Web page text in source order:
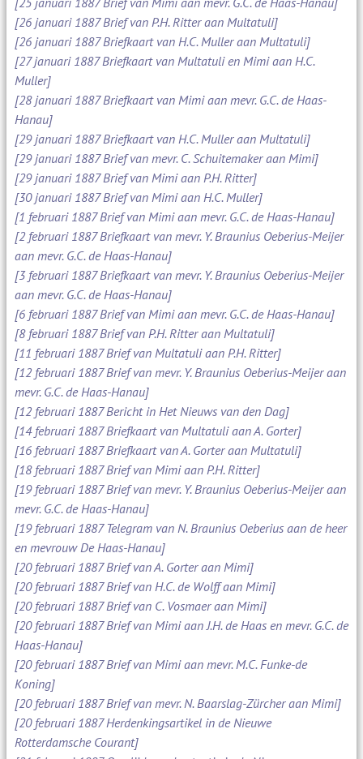
[26 januari 1887 Brief van P.H. Ritter aan Multatuli]
[26 januari 1887 Briefkaart van H.C. Muller aan Multatuli]
[27 januari 1887 Briefkaart van Multatuli en Mimi aan H.C.
Muller]
[28 januari 1887 Briefkaart van Mimi aan mevr. G.C. de Haas-
Hanau]
[29 januari 1887 Briefkaart van H.C. Muller aan Multatuli]
[29 januari 1887 Brief van mevr. C. Schuitemaker aan Mimi]
[29 januari 1887 Brief van Mimi aan P.H. Ritter]
[30 januari 1887 Brief van Mimi aan H.C. Muller]
[1 februari 1887 Brief van Mimi aan mevr. G.C. de Haas-Hanau]
[2 februari 1887 Briefkaart van mevr. Y. Braunius Oeberius-Meijer
aan mevr. G.C. de Haas-Hanau]
[3 februari 1887 Briefkaart van mevr. Y. Braunius Oeberius-Meijer
aan mevr. G.C. de Haas-Hanau]
[6 februari 1887 Brief van Mimi aan mevr. G.C. de Haas-Hanau]
[8 februari 1887 Brief van P.H. Ritter aan Multatuli]
[11 februari 1887 Brief van Multatuli aan P.H. Ritter]
[12 februari 1887 Brief van mevr. Y. Braunius Oeberius-Meijer aan
mevr. G.C. de Haas-Hanau]
[12 februari 1887 Bericht in Het Nieuws van den Dag]
[14 februari 1887 Briefkaart van Multatuli aan A. Gorter]
[16 februari 1887 Briefkaart van A. Gorter aan Multatuli]
[18 februari 1887 Brief van Mimi aan P.H. Ritter]
[19 februari 1887 Brief van mevr. Y. Braunius Oeberius-Meijer aan
mevr. G.C. de Haas-Hanau]
[19 februari 1887 Telegram van N. Braunius Oeberius aan de heer
en mevrouw De Haas-Hanau]
[20 februari 1887 Brief van A. Gorter aan Mimi]
[20 februari 1887 Brief van H.C. de Wolff aan Mimi]
[20 februari 1887 Brief van C. Vosmaer aan Mimi]
[20 februari 1887 Brief van Mimi aan J.H. de Haas en mevr. G.C. de
Haas-Hanau]
[20 februari 1887 Brief van Mimi aan mevr. M.C. Funke-de
Koning]
[20 februari 1887 Brief van mevr. N. Baarslag-Zürcher aan Mimi]
[20 februari 1887 Herdenkingsartikel in de Nieuwe
Rotterdamsche Courant]